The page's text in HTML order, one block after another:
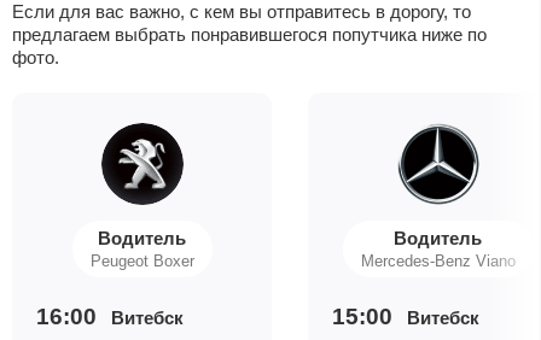
Если для вас важно, с кем вы отправитесь в дорогу, то
предлагаем выбрать понравившегося попутчика ниже по
фото.
Водитель
Peugeot Boxer
16:00 Витебск
Водитель
Mercedes-Benz Viano
15:00 Витебск